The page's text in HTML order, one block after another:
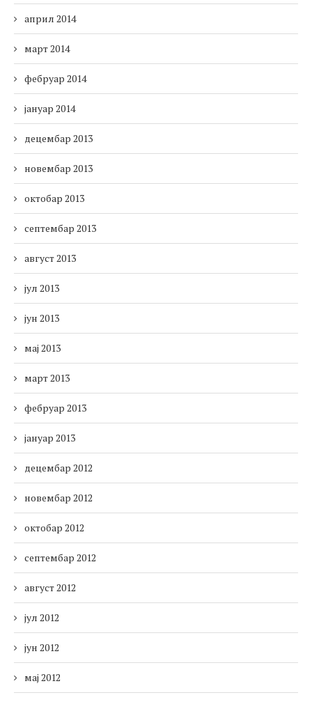
април 2014
март 2014
фебруар 2014
јануар 2014
децембар 2013
новембар 2013
октобар 2013
септембар 2013
август 2013
јул 2013
јун 2013
мај 2013
март 2013
фебруар 2013
јануар 2013
децембар 2012
новембар 2012
октобар 2012
септембар 2012
август 2012
јул 2012
јун 2012
мај 2012